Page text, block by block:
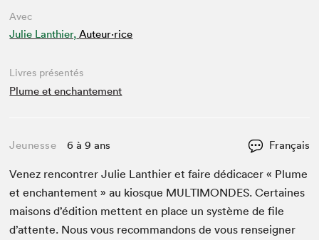
Avec
Julie Lanthier, Auteur·rice
Livres présentés
Plume et enchantement
Jeunesse 6 à 9 ans Français
Venez ren­con­tr­er Julie Lan­thi­er et faire dédi­cac­er « Plume
et enchante­ment » au kiosque MUL­TI­MON­DES. Cer­taines
maisons d’édi­tion met­tent en place un sys­tème de file
d’at­tente. Nous vous recom­man­dons de vous ren­seign­er